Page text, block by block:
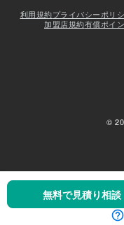
無料で見積り相談
無料で見積り相談